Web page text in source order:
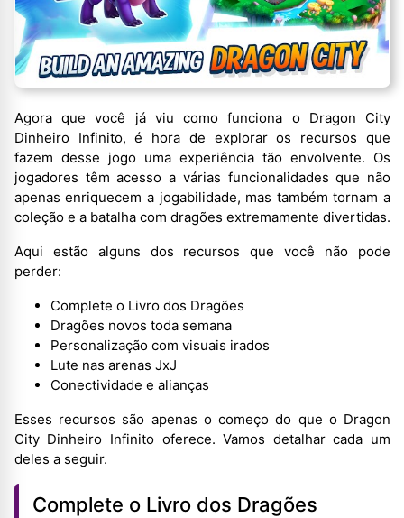
Agora que você já viu como funciona o Dragon City
Dinheiro Infinito, é hora de explorar os recursos que
fazem desse jogo uma experiência tão envolvente. Os
jogadores têm acesso a várias funcionalidades que não
apenas enriquecem a jogabilidade, mas também tornam a
coleção e a batalha com dragões extremamente divertidas.
Aqui estão alguns dos recursos que você não pode
perder:
Complete o Livro dos Dragões
Dragões novos toda semana
Personalização com visuais irados
Lute nas arenas JxJ
Conectividade e alianças
Esses recursos são apenas o começo do que o Dragon
City Dinheiro Infinito oferece. Vamos detalhar cada um
deles a seguir.
Complete o Livro dos Dragões